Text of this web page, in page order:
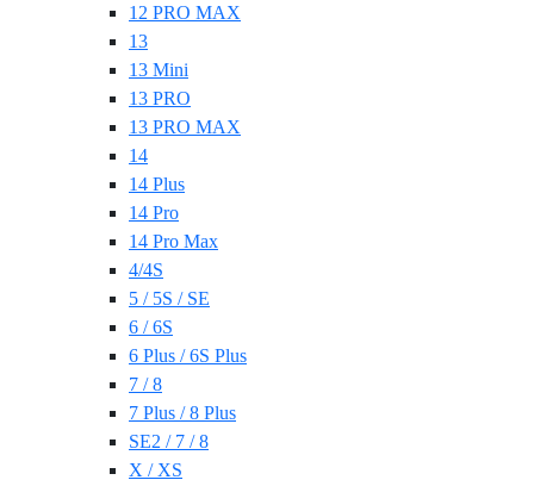
12 PRO MAX
13
13 Mini
13 PRO
13 PRO MAX
14
14 Plus
14 Pro
14 Pro Max
4/4S
5 / 5S / SE
6 / 6S
6 Plus / 6S Plus
7 / 8
7 Plus / 8 Plus
SE2 / 7 / 8
X / XS